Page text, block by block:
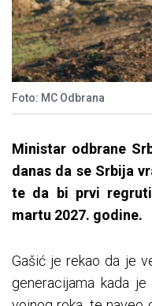
Foto: MC Odbrana
Ministar odbrane
danas da se Srbija
te da bi prvi
martu 2027. godine.
Gašić je rekao da je
generacijama kada